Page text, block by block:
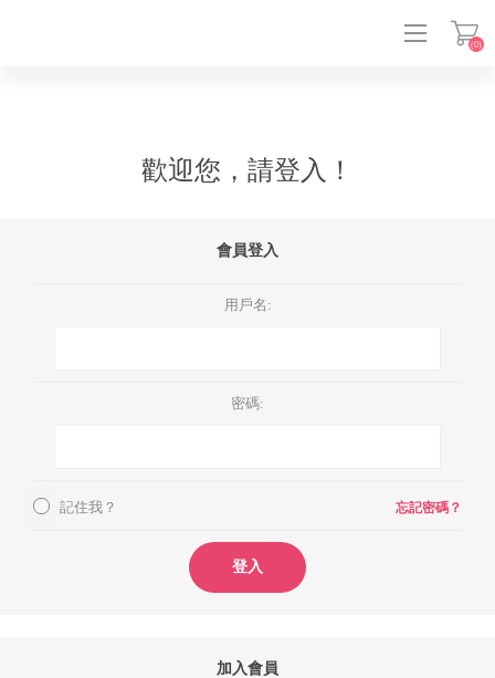
(0)
歡迎您，請登入！
會員登入
用戶名:
密碼:
記住我？ 忘記密碼？
登入
加入會員